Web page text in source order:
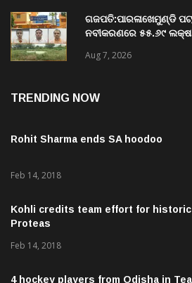
ଗଜପତି:ପାରଳାଖେମୁଣ୍ଡି
ନବୀକରଣରେ ୫୫.୬୯
ଗିରଫ କରି ବ୍ରହ୍ମପୁର
Aug 7, 2026
TRENDING NOW
Rohit Sharma ends SA hoodoo
Feb 14, 2018
Kohli credits team effort for
Proteas
Feb 14, 2018
4 hockey players from Odisha in